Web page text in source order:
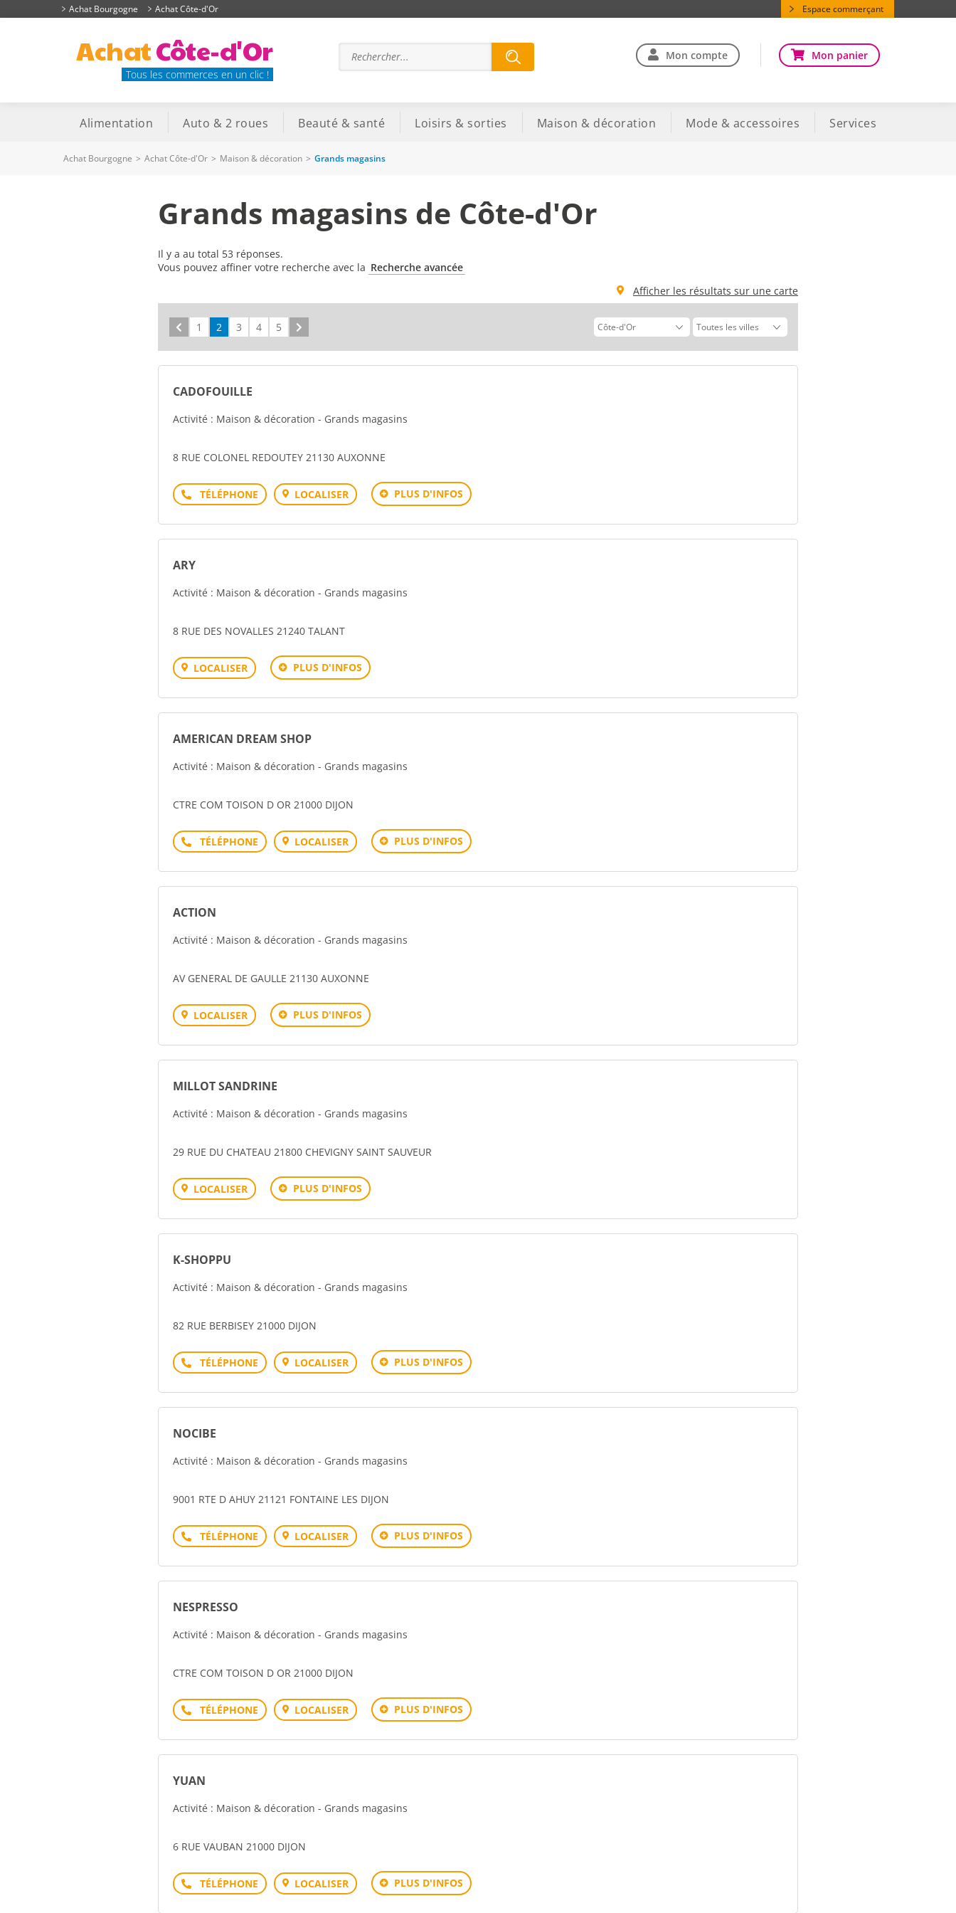
Achat Bourgogne Achat Côte-d'Or Espace commerçant
AchatCôte-d'Or
Tous les commerces en un clic !
Mon compte Mon panier
Alimentation Auto & 2 roues Beauté & santé Loisirs & sorties Maison & décoration Mode & accessoires Services
Achat Bourgogne > Achat Côte-d'Or > Maison & décoration > Grands magasins
Grands magasins de Côte-d'Or
Il y a au total 53 réponses.
Vous pouvez affiner votre recherche avec la Recherche avancée
Afficher les résultats sur une carte
Précédent
1 2 3 4 5
CADOFOUILLE
Activité : Maison & décoration - Grands magasins
8 RUE COLONEL REDOUTEY 21130 AUXONNE
Téléphone LOCALISER PLUS D'INFOS
ARY
Activité : Maison & décoration - Grands magasins
8 RUE DES NOVALLES 21240 TALANT
LOCALISER PLUS D'INFOS
AMERICAN DREAM SHOP
Activité : Maison & décoration - Grands magasins
CTRE COM TOISON D OR 21000 DIJON
Téléphone LOCALISER PLUS D'INFOS
ACTION
Activité : Maison & décoration - Grands magasins
AV GENERAL DE GAULLE 21130 AUXONNE
LOCALISER PLUS D'INFOS
MILLOT SANDRINE
Activité : Maison & décoration - Grands magasins
29 RUE DU CHATEAU 21800 CHEVIGNY SAINT SAUVEUR
LOCALISER PLUS D'INFOS
K-SHOPPU
Activité : Maison & décoration - Grands magasins
82 RUE BERBISEY 21000 DIJON
Téléphone LOCALISER PLUS D'INFOS
NOCIBE
Activité : Maison & décoration - Grands magasins
9001 RTE D AHUY 21121 FONTAINE LES DIJON
Téléphone LOCALISER PLUS D'INFOS
NESPRESSO
Activité : Maison & décoration - Grands magasins
CTRE COM TOISON D OR 21000 DIJON
Téléphone LOCALISER PLUS D'INFOS
YUAN
Activité : Maison & décoration - Grands magasins
6 RUE VAUBAN 21000 DIJON
Téléphone LOCALISER PLUS D'INFOS